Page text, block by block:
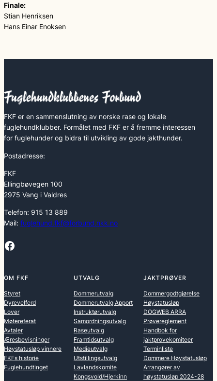
Finale:
Stian Henriksen
Hans Einar Enoksen
FKF er en sammenslutning av norske rase og lokale
fuglehundklubber. Formålet med FKF er å fremme interessen
for fuglehunder og bidra til utvikling av gode jakthunder.
Postadresse:
FKF
Ellingbøvegen 100
2975 Vang i Valdres
Telefon: 915 13 889
Mail: fuglehund.fkf@forbund.nkk.no
Facebook
OM FKF
Styret
Dyrevelferd
Lover
Møtereferat
Avtaler
Æresbevisninger
Høystatusløp vinnere
FKFs historie
Fuglehundtinget
UTVALG
Dommerutvalg
Dommerutvalg Apport
Instruktørutvalg
Samordningsutvalg
Raseutvalg
Framtidsutvalg
Medieutvalg
Utstillingsutvalg
Lavlandskomite
Kongsvold/Hjerkinn
JAKTPRØVER
Dommergodtgjørelse
Høystatusløp
DOGWEB ARRA
Prøvereglement
Handbok for
jaktprovekomiteer
Terminliste
Dommere Høystatusløp
Arrangører av
høystatusløp 2024-28